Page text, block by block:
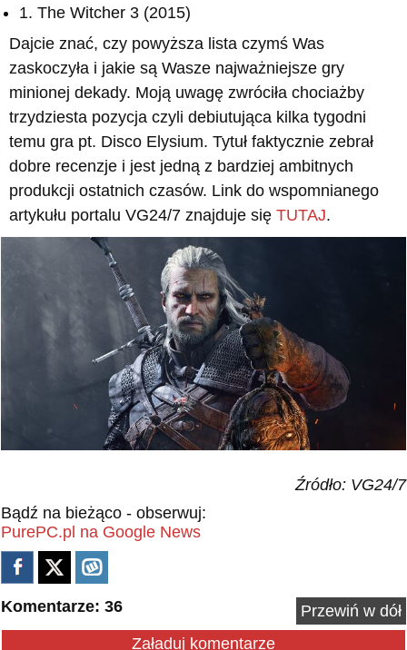
1. The Witcher 3 (2015)
Dajcie znać, czy powyższa lista czymś Was
zaskoczyła i jakie są Wasze najważniejsze gry
minionej dekady. Moją uwagę zwróciła chociażby
trzydziesta pozycja czyli debiutująca kilka tygodni
temu gra pt. Disco Elysium. Tytuł faktycznie zebrał
dobre recenzje i jest jedną z bardziej ambitnych
produkcji ostatnich czasów. Link do wspomnianego
artykułu portalu VG24/7 znajduje się TUTAJ.
Źródło: VG24/7
Bądź na bieżąco - obserwuj:
PurePC.pl na Google News
Komentarze: 36
Przewiń w dół
Załaduj komentarze